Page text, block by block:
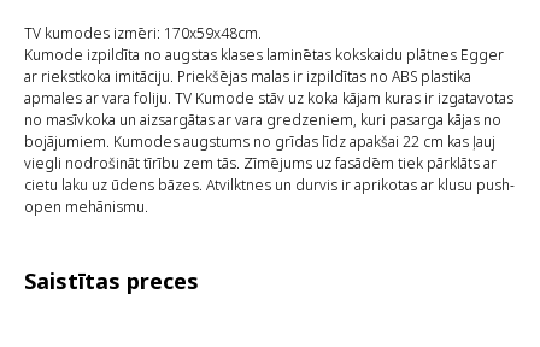
TV kumodes izmēri: 170x59x48cm.
Kumode izpildīta no augstas klases laminētas kokskaidu plātnes Egger
ar riekstkoka imitāciju. Priekšējas malas ir izpildītas no ABS plastika
apmales ar vara foliju. TV Kumode stāv uz koka kājam kuras ir izgatavotas
no masīvkoka un aizsargātas ar vara gredzeniem, kuri pasarga kājas no
bojājumiem. Kumodes augstums no grīdas līdz apakšai 22 cm kas ļauj
viegli nodrošināt tīrību zem tās. Zīmējums uz fasādēm tiek pārklāts ar
cietu laku uz ūdens bāzes. Atvilktnes un durvis ir aprikotas ar klusu push-
open mehānismu.
Saistītas preces